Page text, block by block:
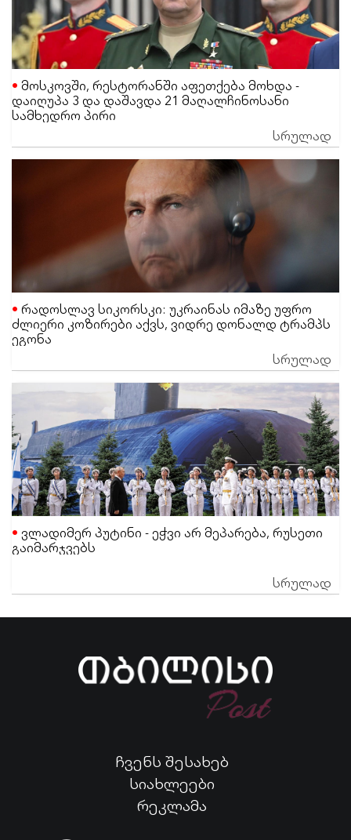
მოსკოვში, რესტორანში აფეთქება მოხდა -
დაიღუპა 3 და დაშავდა 21 მაღალჩინოსანი
სამხედრო პირი
სრულად
რადოსლავ სიკორსკი: უკრაინას იმაზე უფრო
ძლიერი კოზირები აქვს, ვიდრე დონალდ ტრამპს
ეგონა
სრულად
ვლადიმერ პუტინი - ეჭვი არ მეპარება, რუსეთი
გაიმარჯვებს
სრულად
ჩვენს შესახებ
სიახლეები
რეკლამა